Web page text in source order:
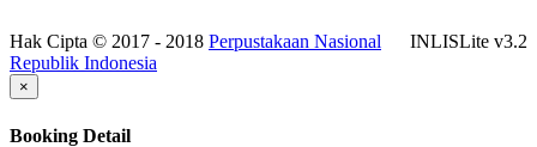
INLISLite v3.2
Hak Cipta © 2017 - 2018 Perpustakaan Nasional
Republik Indonesia
×
Booking Detail